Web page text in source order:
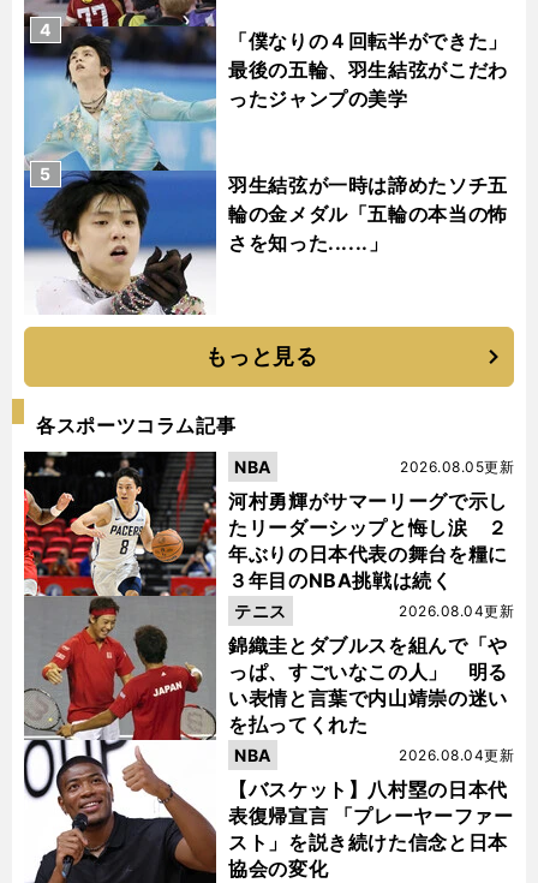
「僕なりの４回転半ができた」
最後の五輪、羽生結弦がこだわ
ったジャンプの美学
4
羽生結弦が一時は諦めたソチ五
輪の金メダル「五輪の本当の怖
さを知った......」
5
もっと見る
各スポーツコラム記事
河村勇輝がサマーリーグで示し
たリーダーシップと悔し涙 ２
年ぶりの日本代表の舞台を糧に
３年目のNBA挑戦は続く
2026.08.05更新
NBA
錦織圭とダブルスを組んで「や
っぱ、すごいなこの人」 明る
い表情と言葉で内山靖崇の迷い
を払ってくれた
2026.08.04更新
テニス
【バスケット】八村塁の日本代
表復帰宣言 「プレーヤーファー
スト」を説き続けた信念と日本
協会の変化
2026.08.04更新
NBA